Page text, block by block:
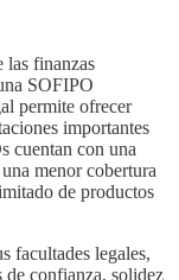
las finanzas
SOFIPO
permite ofrecer
importantes
cuentan con una
menor cobertura
de productos
facultades legales,
de confianza, solidez